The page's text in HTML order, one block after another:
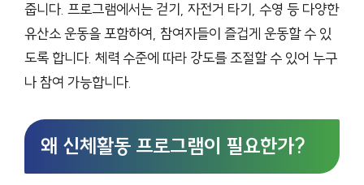
줍니다. 프로그램에서는 걷기, 자전거 타기, 수영 등 다양한
유산소 운동을 포함하여, 참여자들이 즐겁게 운동할 수 있
도록 합니다. 체력 수준에 따라 강도를 조절할 수 있어 누구
나 참여 가능합니다.
왜 신체활동 프로그램이 필요한가?